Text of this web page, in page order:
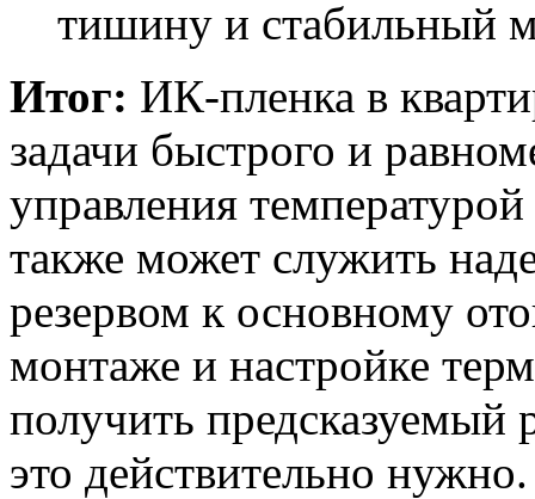
тишину и стабильный
Итог: ИК-пленка в
задачи быстрого и
управления
также может служить
резервом к основному
монтаже и настройке
получить предсказуемый
это действительно нужно.